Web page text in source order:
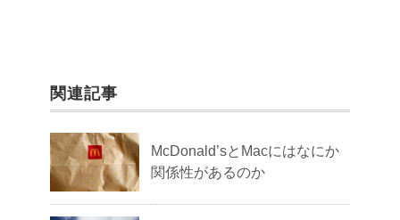
関連記事
McDonald’sとMacにはなにか
関係性があるのか